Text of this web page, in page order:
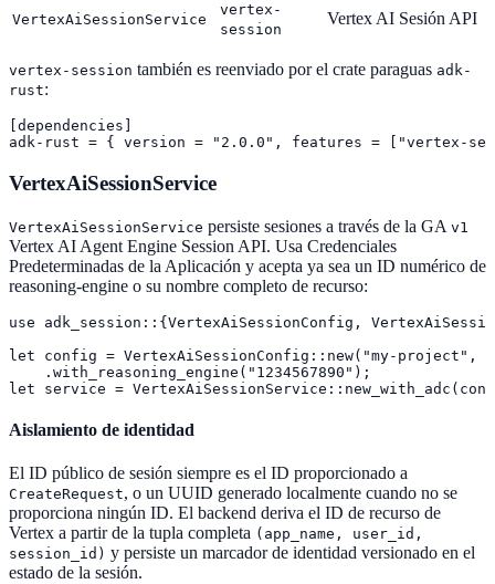
VertexAiSessionService
vertex-
session
Vertex AI Sesión API
vertex-session también es reenviado por el crate paraguas adk-
rust:
[dependencies]
adk-rust = { version = "2.0.0", features = ["vertex-
VertexAiSessionService
VertexAiSessionService persiste sesiones a través de la GA v1
Vertex AI Agent Engine Session API. Usa Credenciales
Predeterminadas de la Aplicación y acepta ya sea un ID numérico de
reasoning-engine o su nombre completo de recurso:
use adk_session::{VertexAiSessionConfig,
let config = VertexAiSessionConfig::new("my-project",
    .with_reasoning_engine("1234567890");
let service =
Aislamiento de identidad
El ID público de sesión siempre es el ID proporcionado a
CreateRequest, o un UUID generado localmente cuando no se
proporciona ningún ID. El backend deriva el ID de recurso de
Vertex a partir de la tupla completa (app_name, user_id,
session_id) y persiste un marcador de identidad versionado en el
estado de la sesión.